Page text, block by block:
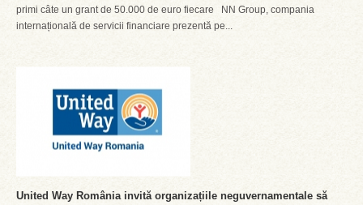
primi câte un grant de 50.000 de euro fiecare NN Group, compania
internațională de servicii financiare prezentă pe...
United Way România invită organizațiile neguvernamentale să